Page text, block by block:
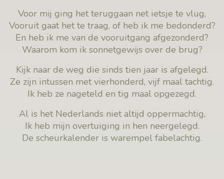
Voor mij ging het teruggaan net ietsje te vlug,
Vooruit gaat het te traag, of heb ik me bedonderd?
En heb ik me van de vooruitgang afgezonderd?
Waarom kom ik sonnetgewijs over de brug?
Kijk naar de weg die sinds tien jaar is afgelegd.
Ze zijn intussen met vierhonderd, vijf maal tachtig.
Ik heb ze nageteld en tig maal opgezegd.
Al is het Nederlands niet altijd oppermachtig,
Ik heb mijn overtuiging in hen neergelegd.
De scheurkalender is warempel fabelachtig.